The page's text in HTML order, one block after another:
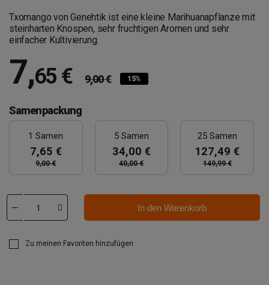
Txomango von Genehtik ist eine kleine Marihuanapflanze mit
steinharten Knospen, sehr fruchtigen Aromen und sehr
einfacher Kultivierung.
7,65 € 9,00 € 15%
Samenpackung
1 Samen
7,65 €
9,00 €
5 Samen
34,00 €
40,00 €
25 Samen
127,49 €
149,99 €
In den Warenkorb
Zu meinen Favoriten hinzufügen